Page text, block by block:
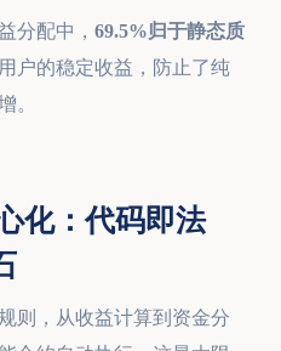
分配中， 69.5%归于静态质
户的稳定收益，防止了纯
。
化：代码即法
则，从收益计算到资金分